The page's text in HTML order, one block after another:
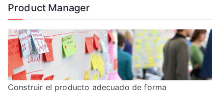
Product Manager
Construir el producto adecuado de forma